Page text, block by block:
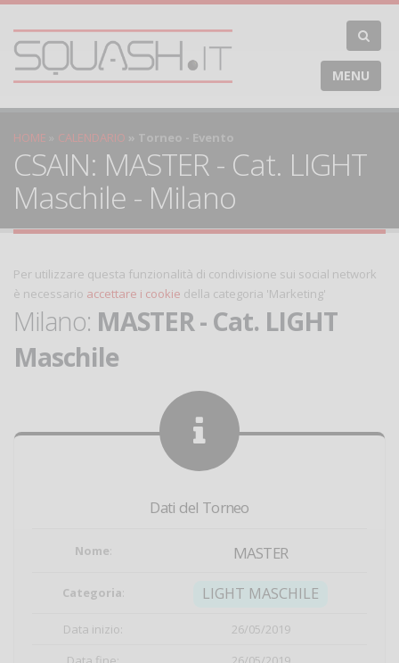
MENU
HOME CALENDARIO Torneo - Evento
CSAIN: MASTER - Cat. LIGHT
Maschile - Milano
Per utilizzare questa funzionalità di condivisione sui social network
è necessario accettare i cookie della categoria 'Marketing'
Milano: MASTER - Cat. LIGHT
Maschile
Dati del Torneo
Nome: MASTER
Categoria: LIGHT MASCHILE
Data inizio:
26/05/2019